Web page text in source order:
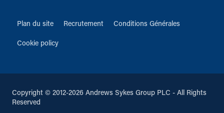
Plan du site Recrutement Conditions Générales
Cookie policy
Copyright © 2012-2026 Andrews Sykes Group PLC - All Rights
Reserved